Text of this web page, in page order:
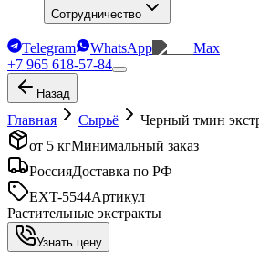
Сотрудничество
Telegram WhatsApp
Max
+7 965 618-57-84
Назад
Главная Сырьё
Черный тмин
от 5 кгМинимальный заказ
РоссияДоставка по РФ
EXT-5544Артикул
Растительные экстракты
Узнать цену